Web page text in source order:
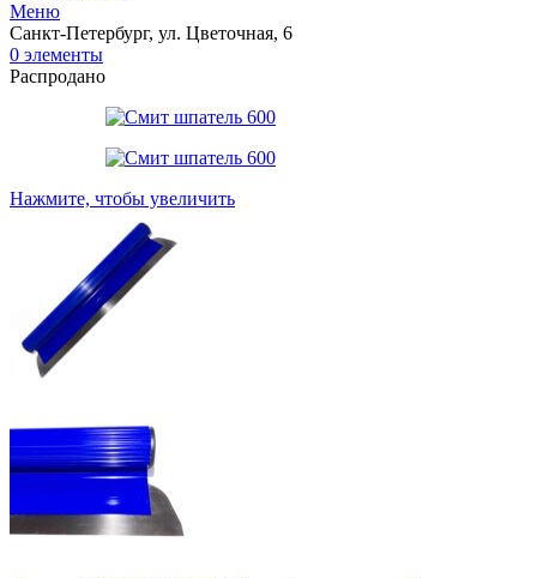
Меню
Санкт-Петербург, ул. Цветочная, 6
0 элементы
Распродано
Нажмите, чтобы увеличить